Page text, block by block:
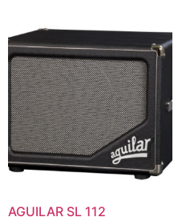
AGUILAR SL 112